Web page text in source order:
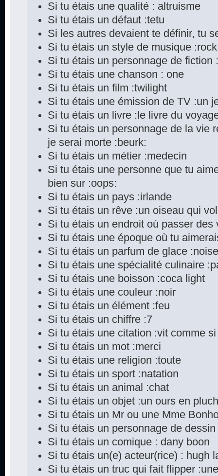
Si tu étais une qualité : altruisme
Si tu étais un défaut :tetu
Si les autres devaient te définir, tu
Si tu étais un style de musique :rock
Si tu étais un personnage de fiction
Si tu étais une chanson : one
Si tu étais un film :twilight
Si tu étais une émission de TV :un
Si tu étais un livre :le livre du
Si tu étais un personnage de la vie
je serai morte :beurk:
Si tu étais un métier :medecin
Si tu étais une personne que tu
bien sur :oops:
Si tu étais un pays :irlande
Si tu étais un rêve :un oiseau qui
Si tu étais un endroit où passer
Si tu étais une époque où tu
Si tu étais un parfum de glace
Si tu étais une spécialité culinaire
Si tu étais une boisson :coca light
Si tu étais une couleur :noir
Si tu étais un élément :feu
Si tu étais un chiffre :7
Si tu étais une citation :vit comme
Si tu étais un mot :merci
Si tu étais une religion :toute
Si tu étais un sport :natation
Si tu étais un animal :chat
Si tu étais un objet :un ours en
Si tu étais un Mr ou une Mme
Si tu étais un personnage de
Si tu étais un comique : dany boon
Si tu étais un(e) acteur(rice) : hugh
Si tu étais un truc qui fait flipper